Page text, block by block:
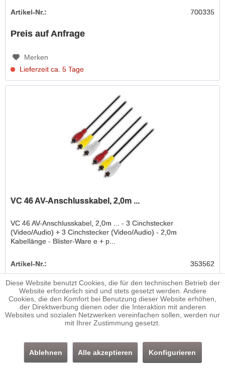
Artikel-Nr.: 700335
Preis auf Anfrage
Merken
Lieferzeit ca. 5 Tage
VC 46 AV-Anschlusskabel, 2,0m ...
VC 46 AV-Anschlusskabel, 2,0m ... - 3 Cinchstecker
(Video/Audio) + 3 Cinchstecker (Video/Audio) - 2,0m
Kabellänge - Blister-Ware e + p...
Artikel-Nr.: 353562
12,95 € *
Merken
Lieferzeit ca. 1-3 Werktage
Diese Website benutzt Cookies, die für den technischen Betrieb der
Website erforderlich sind und stets gesetzt werden. Andere
Cookies, die den Komfort bei Benutzung dieser Website erhöhen,
der Direktwerbung dienen oder die Interaktion mit anderen
Websites und sozialen Netzwerken vereinfachen sollen, werden nur
mit Ihrer Zustimmung gesetzt.
Ablehnen Alle akzeptieren Konfigurieren